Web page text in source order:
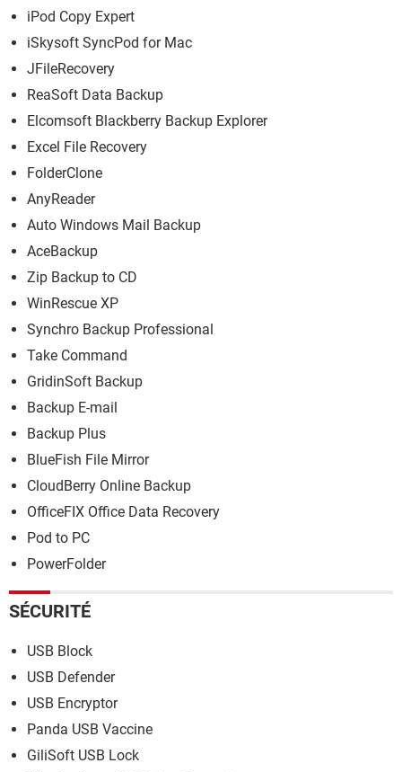
iPod Copy Expert
iSkysoft SyncPod for Mac
JFileRecovery
ReaSoft Data Backup
Elcomsoft Blackberry Backup Explorer
Excel File Recovery
FolderClone
AnyReader
Auto Windows Mail Backup
AceBackup
Zip Backup to CD
WinRescue XP
Synchro Backup Professional
Take Command
GridinSoft Backup
Backup E-mail
Backup Plus
BlueFish File Mirror
CloudBerry Online Backup
OfficeFIX Office Data Recovery
Pod to PC
PowerFolder
SÉCURITÉ
USB Block
USB Defender
USB Encryptor
Panda USB Vaccine
GiliSoft USB Lock